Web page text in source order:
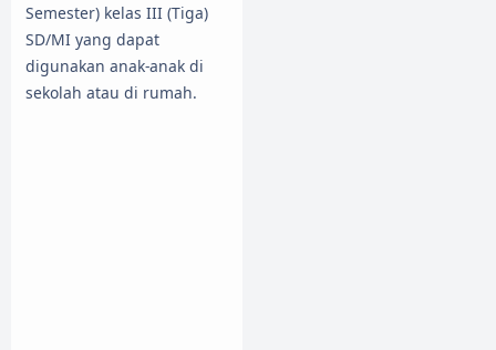
Semester) kelas III (Tiga)
SD/MI yang dapat
digunakan anak-anak di
sekolah atau di rumah.